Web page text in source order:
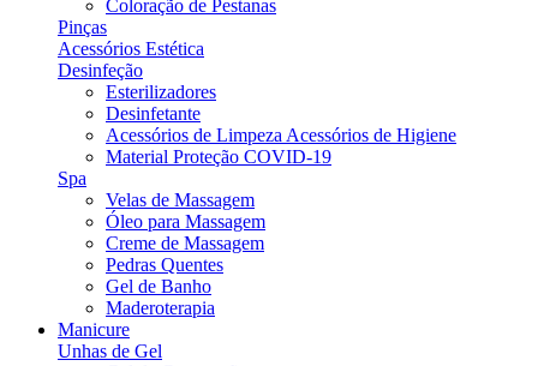
Coloração de Pestanas
Pinças
Acessórios Estética
Desinfeção
Esterilizadores
Desinfetante
Acessórios de Limpeza Acessórios de Higiene
Material Proteção COVID-19
Spa
Velas de Massagem
Óleo para Massagem
Creme de Massagem
Pedras Quentes
Gel de Banho
Maderoterapia
Manicure
Unhas de Gel